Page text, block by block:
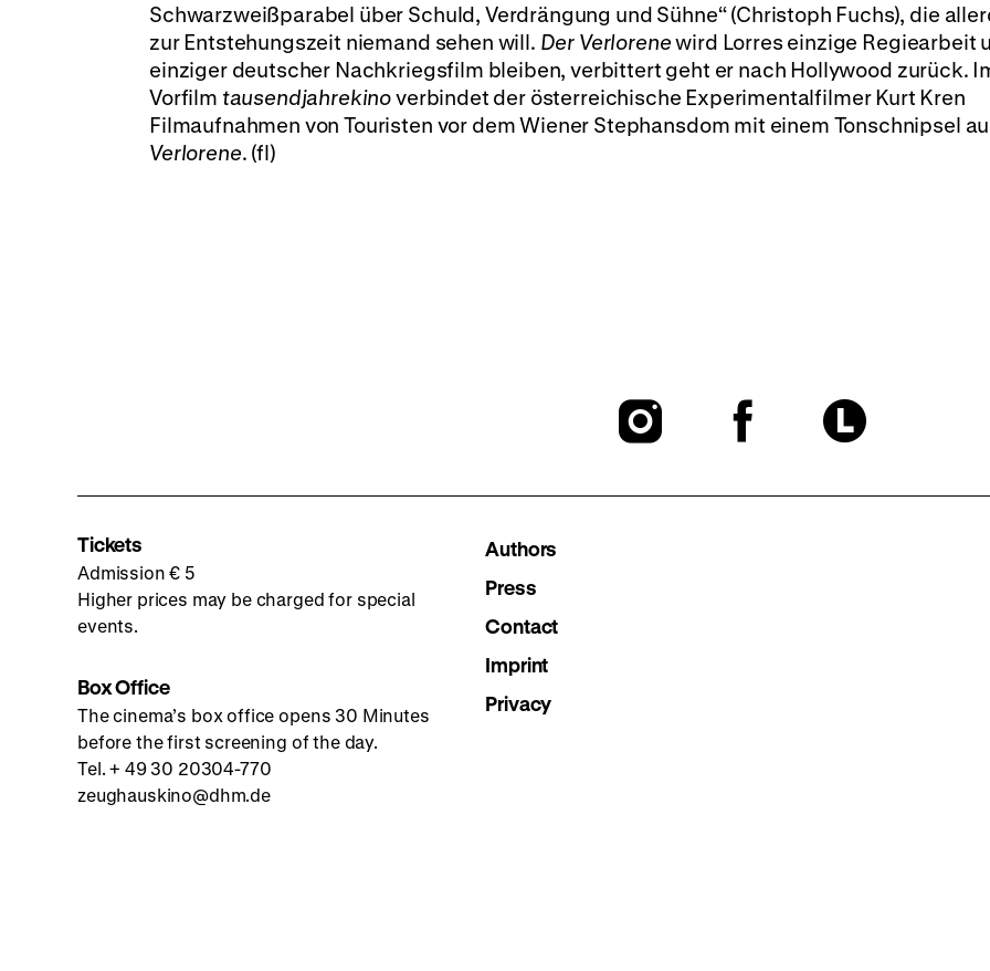
Schwarzweißparabel über Schuld, Verdrängung und Sühne“ (Christoph Fuchs), die
zur Entstehungszeit niemand sehen will. Der Verlorenewird Lorres einzige Regiearbeit
einziger deutscher Nachkriegsfilm bleiben, verbittert geht er nach Hollywood zurück.
Vorfilm tausendjahrekinoverbindet der österreichische Experimentalfilmer Kurt Kren
Filmaufnahmen von Touristen vor dem Wiener Stephansdom mit einem Tonschnipsel
Verlorene. (fl)
To
To
To
Tickets
Admission € 5
Higher prices may be charged for special
events.
Box Office
The cinema’s box office opens 30 Minutes
before the first screening of the day.
Tel. + 49 30 20304-770
zeughauskino@dhm.de
Authors
Press
Contact
Imprint
Privacy